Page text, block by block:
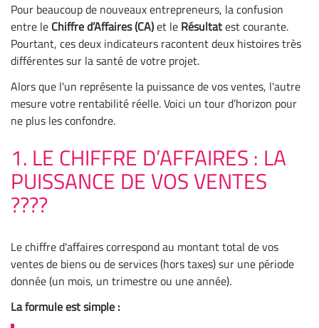
Pour beaucoup de nouveaux entrepreneurs, la confusion
entre le Chiffre d’Affaires (CA)et le Résultatest courante.
Pourtant, ces deux indicateurs racontent deux histoires très
différentes sur la santé de votre projet.
Alors que l'un représente la puissance de vos ventes, l'autre
mesure votre rentabilité réelle. Voici un tour d’horizon pour
ne plus les confondre.
1. LE CHIFFRE D’AFFAIRES : LA
PUISSANCE DE VOS VENTES
????
Le chiffre d'affaires correspond au montant total de vos
ventes de biens ou de services (hors taxes) sur une période
donnée (un mois, un trimestre ou une année).
La formule est simple :